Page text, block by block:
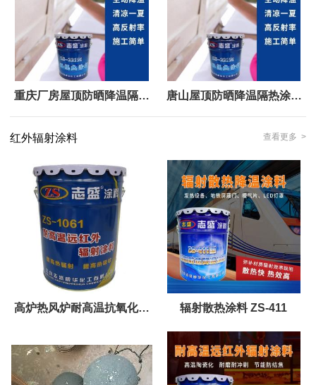
重庆厂房屋顶防晒降温隔热 唐山屋顶防晒降温隔热涂料
红外辐射涂料
查看更多 >
高炉热风炉耐高温抗氧化涂 辐射散热涂料 ZS-411